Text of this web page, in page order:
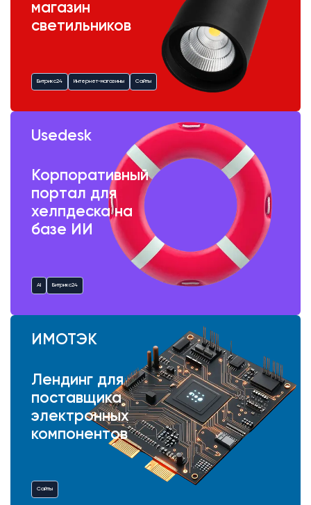
магазин
светильников
Битрикс24 Интернет-магазины Сайты
Usedesk
Корпоративный
портал для
хелпдеска на
базе ИИ
AI Битрикс24
ИМОТЭК
Лендинг для
поставщика
электронных
компонентов
Сайты